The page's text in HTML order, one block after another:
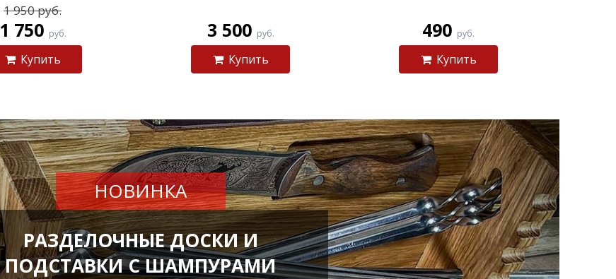
1 950 руб.
1 750 руб.
Купить
3 500 руб.
Купить
490 руб.
Купить
НОВИНКА
РАЗДЕЛОЧНЫЕ ДОСКИ И
ПОДСТАВКИ С ШАМПУРАМИ